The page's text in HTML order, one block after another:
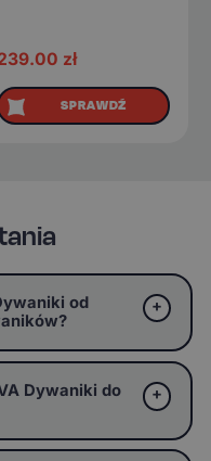
zł
SPRAWDŹ
od
Dywaniki do